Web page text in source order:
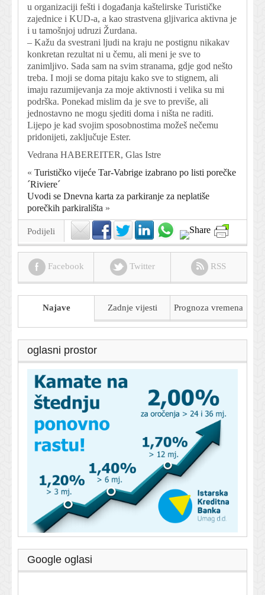
u organizaciji fešti i događanja kaštelirske Turističke
zajednice i KUD-a, a kao strastvena gljivarica aktivna je
i u tamošnjoj udruzi Žurdana.
– Kažu da svestrani ljudi na kraju ne postignu nikakav
konkretan rezultat ni u čemu, ali meni je sve to
zanimljivo. Sada sam na svim stranama, gdje god nešto
treba. I moji se doma pitaju kako sve to stignem, ali
imaju razumijevanja za moje aktivnosti i velika su mi
podrška. Ponekad mislim da je sve to previše, ali
jednostavno ne mogu sjediti doma i ništa ne raditi.
Lijepo je kad svojim sposobnostima možeš nečemu
pridonijeti, zaključuje Ester.
Vedrana HABEREITER, Glas Istre
« Turističko vijeće Tar-Vabrige izabrano po listi porečke
´Riviere´
Uvodi se Dnevna karta za parkiranje za neplatiše
porečkih parkirališta »
Podijeli
Facebook Twitter RSS
Najave Zadnje vijesti Prognoza vremena
oglasni prostor
Google oglasi